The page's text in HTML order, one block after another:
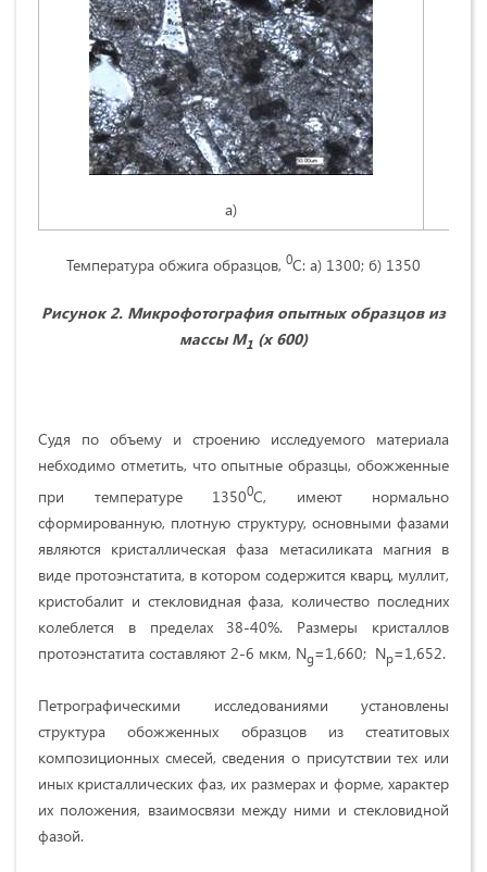
а)
Температура обжига образцов, 0С: а) 1300; б) 1350
Рисунок 2. Микрофотография опытных образцов из
массы М1 (х 600)
Судя по объему и строению исследуемого материала
небходимо отметить, что опытные образцы, обожженные
при температуре 13500С, имеют нормально
сформированную, плотную структуру, основными фазами
являются кристаллическая фаза метасиликата магния в
виде протоэнстатита, в котором содержится кварц, муллит,
кристобалит и стекловидная фаза, количество последних
колеблется в пределах 38-40%. Размеры кристаллов
протоэнстатита составляют 2-6 мкм, Ng=1,660; Np=1,652.
Петрографическими исследованиями установлены
структура обожженных образцов из стеатитовых
композиционных смесей, сведения о присутствии тех или
иных кристаллических фаз, их размерах и форме, характер
их положения, взаимосвязи между ними и стекловидной
фазой.